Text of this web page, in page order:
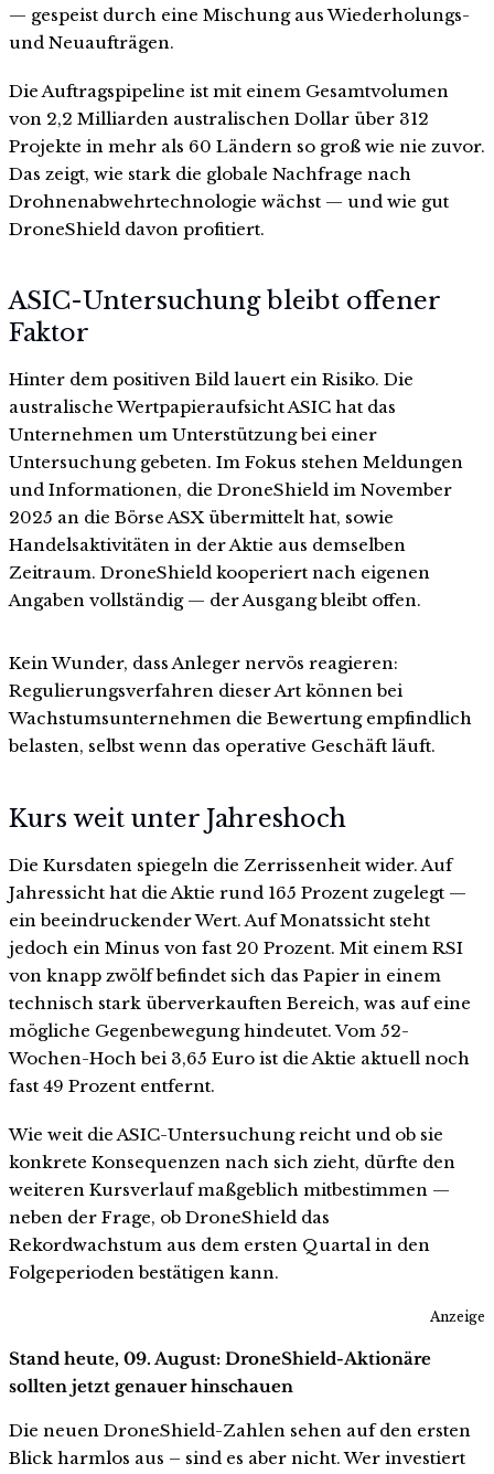
— gespeist durch eine Mischung aus Wiederholungs-
und Neuaufträgen.
Die Auftragspipeline ist mit einem Gesamtvolumen
von 2,2 Milliarden australischen Dollar über 312
Projekte in mehr als 60 Ländern so groß wie nie zuvor.
Das zeigt, wie stark die globale Nachfrage nach
Drohnenabwehrtechnologie wächst — und wie gut
DroneShield davon profitiert.
ASIC-Untersuchung bleibt offener
Faktor
Hinter dem positiven Bild lauert ein Risiko. Die
australische Wertpapieraufsicht ASIC hat das
Unternehmen um Unterstützung bei einer
Untersuchung gebeten. Im Fokus stehen Meldungen
und Informationen, die DroneShield im November
2025 an die Börse ASX übermittelt hat, sowie
Handelsaktivitäten in der Aktie aus demselben
Zeitraum. DroneShield kooperiert nach eigenen
Angaben vollständig — der Ausgang bleibt offen.
Kein Wunder, dass Anleger nervös reagieren:
Regulierungsverfahren dieser Art können bei
Wachstumsunternehmen die Bewertung empfindlich
belasten, selbst wenn das operative Geschäft läuft.
Kurs weit unter Jahreshoch
Die Kursdaten spiegeln die Zerrissenheit wider. Auf
Jahressicht hat die Aktie rund 165 Prozent zugelegt —
ein beeindruckender Wert. Auf Monatssicht steht
jedoch ein Minus von fast 20 Prozent. Mit einem RSI
von knapp zwölf befindet sich das Papier in einem
technisch stark überverkauften Bereich, was auf eine
mögliche Gegenbewegung hindeutet. Vom 52-
Wochen-Hoch bei 3,65 Euro ist die Aktie aktuell noch
fast 49 Prozent entfernt.
Wie weit die ASIC-Untersuchung reicht und ob sie
konkrete Konsequenzen nach sich zieht, dürfte den
weiteren Kursverlauf maßgeblich mitbestimmen —
neben der Frage, ob DroneShield das
Rekordwachstum aus dem ersten Quartal in den
Folgeperioden bestätigen kann.
Anzeige
Stand heute, 09. August: DroneShield-Aktionäre
sollten jetzt genauer hinschauen
Die neuen DroneShield-Zahlen sehen auf den ersten
Blick harmlos aus – sind es aber nicht. Wer investiert